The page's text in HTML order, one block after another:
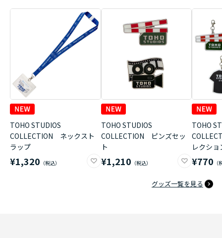
TOHO STUDIOS
COLLECTION ネックスト
ラップ
¥1,320
TOHO STUDIOS
COLLECTION ピンズセッ
ト
¥1,210
TOHO
レクシ
¥770
グッズ一覧を見る